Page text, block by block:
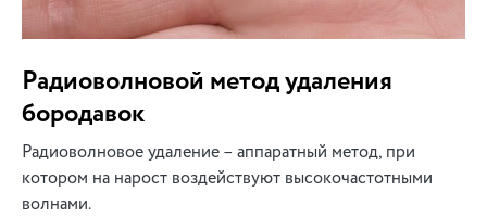
Радиоволновой метод удаления
бородавок
Радиоволновое удаление – аппаратный метод, при
котором на нарост воздействуют высокочастотными
волнами.